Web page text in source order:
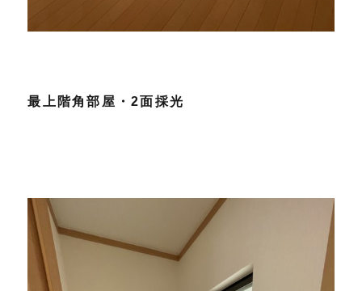
最上階角部屋・2面採光